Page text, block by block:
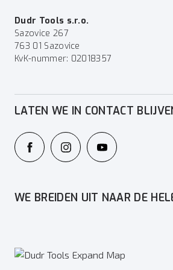
Dudr Tools s.r.o.
Sazovice 267
763 01 Sazovice
KvK-nummer: 02018357
LATEN WE IN CONTACT
WE BREIDEN UIT NAAR DE